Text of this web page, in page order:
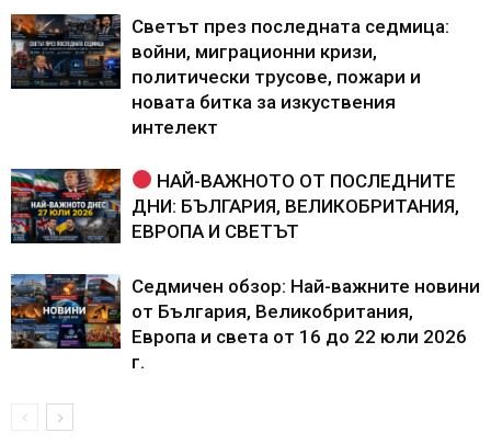
Светът през последната седмица:
войни, миграционни кризи,
политически трусове, пожари и
новата битка за изкуствения
интелект
НАЙ-ВАЖНОТО ОТ ПОСЛЕДНИТЕ
ДНИ: БЪЛГАРИЯ, ВЕЛИКОБРИТАНИЯ,
ЕВРОПА И СВЕТЪТ
Седмичен обзор: Най-важните новини
от България, Великобритания,
Европа и света от 16 до 22 юли 2026
г.